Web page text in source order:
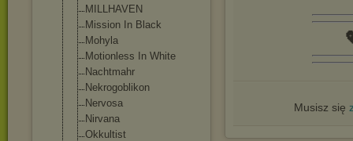
MILLHAVEN
Mission In Black
Mohyla
Motionless In White
Nachtmahr
Nekrogoblikon
Nervosa
Nirvana
Okkultist
Musisz się